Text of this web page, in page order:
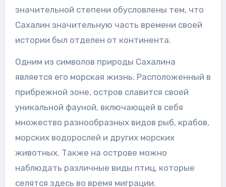
значительной степени обусловлены тем, что
Сахалин значительную часть времени своей
истории был отделен от континента.
Одним из символов природы Сахалина
является его морская жизнь. Расположенный в
прибрежной зоне, остров славится своей
уникальной фауной, включающей в себя
множество разнообразных видов рыб, крабов,
морских водорослей и других морских
животных. Также на острове можно
наблюдать различные виды птиц, которые
селятся здесь во время миграции.